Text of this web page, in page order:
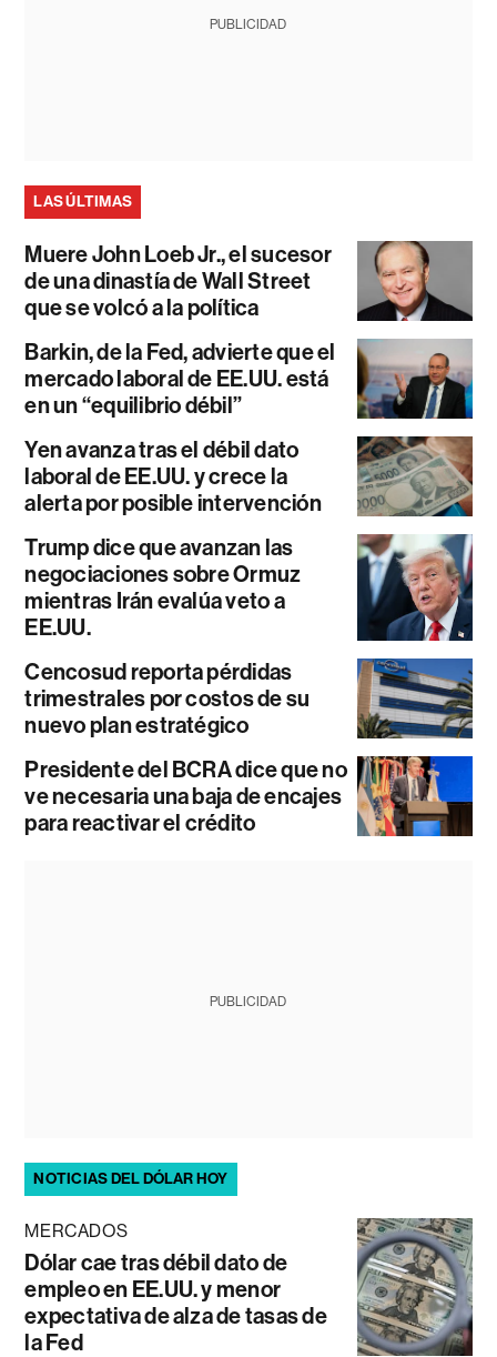
PUBLICIDAD
LAS ÚLTIMAS
Muere John Loeb Jr., el sucesor
de una dinastía de Wall Street
que se volcó a la política
Barkin, de la Fed, advierte que el
mercado laboral de EE.UU. está
en un “equilibrio débil”
Yen avanza tras el débil dato
laboral de EE.UU. y crece la
alerta por posible intervención
Trump dice que avanzan las
negociaciones sobre Ormuz
mientras Irán evalúa veto a
EE.UU.
Cencosud reporta pérdidas
trimestrales por costos de su
nuevo plan estratégico
Presidente del BCRA dice que no
ve necesaria una baja de encajes
para reactivar el crédito
PUBLICIDAD
NOTICIAS DEL DÓLAR HOY
MERCADOS
Dólar cae tras débil dato de
empleo en EE.UU. y menor
expectativa de alza de tasas de
la Fed